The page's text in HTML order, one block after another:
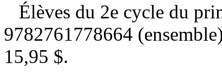
Élèves du 2e cycle du
9782761778664
15,95 $.